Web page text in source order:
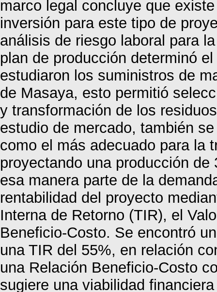
marco legal concluye que
inversión para este tipo de
análisis de riesgo laboral para
plan de producción determinó
estudiaron los suministros de
de Masaya, esto permitió
y transformación de los
estudio de mercado, también
como el más adecuado para la
proyectando una producción
esa manera parte de la
rentabilidad del proyecto
Interna de Retorno (TIR), el
Beneficio-Costo. Se encontró
una TIR del 55%, en relación
una Relación Beneficio-Costo
sugiere una viabilidad